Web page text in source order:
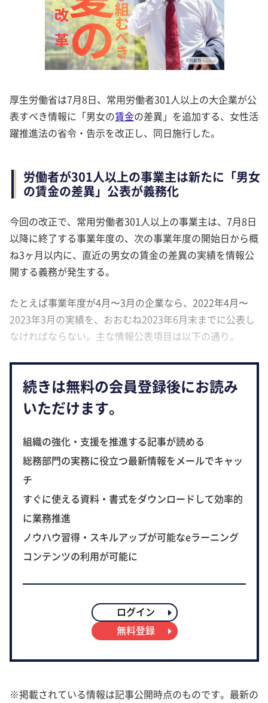
厚生労働省は7月8日、常用労働者301人以上の大企業が公
表すべき情報に「男女の賃金の差異」を追加する、女性活
躍推進法の省令・告示を改正し、同日施行した。
労働者が301人以上の事業主は新たに「男女
の賃金の差異」公表が義務化
今回の改正で、常用労働者301人以上の事業主は、7月8日
以降に終了する事業年度の、次の事業年度の開始日から概
ね3ヶ月以内に、直近の男女の賃金の差異の実績を情報公
開する義務が発生する。
たとえば事業年度が4月〜3月の企業なら、2022年4月〜
2023年3月の実績を、おおむね2023年6月末までに公表し
なければならない。主な情報公表項目は以下の通り。
続きは無料の会員登録後にお読み
いただけます。
組織の強化・支援を推進する記事が読める
総務部門の実務に役立つ最新情報をメールでキャッ
チ
すぐに使える資料・書式をダウンロードして効率的
に業務推進
ノウハウ習得・スキルアップが可能なeラーニング
コンテンツの利用が可能に
ログイン
無料登録
※掲載されている情報は記事公開時点のものです。最新の